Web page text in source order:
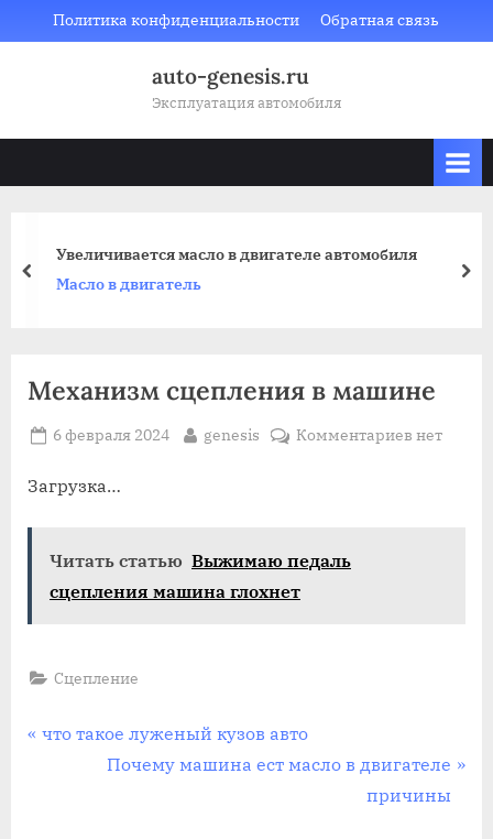
to
Политика конфиденциальности Обратная связь
auto-genesis.ru
Эксплуатация автомобиля
Увеличивается масло в двигателе автомобиля
Масло в двигатель
prev
Механизм сцепления в машине
Posted
6 февраля 2024 By
genesis Комментариевкнет
Загрузка…
Читать статью Выжимаю педаль
сцепления машина глохнет
Сцепление
Навигация
P
что такое луженый кузов авто
N
Почему машина ест масло в двигателе
причины